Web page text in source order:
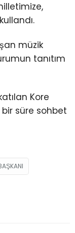
müzik
tanıtım
Kore
bir süre sohbet